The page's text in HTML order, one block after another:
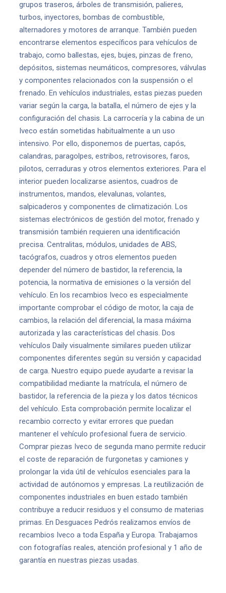
grupos traseros, árboles de transmisión, palieres,
turbos, inyectores, bombas de combustible,
alternadores y motores de arranque. También pueden
encontrarse elementos específicos para vehículos de
trabajo, como ballestas, ejes, bujes, pinzas de freno,
depósitos, sistemas neumáticos, compresores, válvulas
y componentes relacionados con la suspensión o el
frenado. En vehículos industriales, estas piezas pueden
variar según la carga, la batalla, el número de ejes y la
configuración del chasis. La carrocería y la cabina de un
Iveco están sometidas habitualmente a un uso
intensivo. Por ello, disponemos de puertas, capós,
calandras, paragolpes, estribos, retrovisores, faros,
pilotos, cerraduras y otros elementos exteriores. Para el
interior pueden localizarse asientos, cuadros de
instrumentos, mandos, elevalunas, volantes,
salpicaderos y componentes de climatización. Los
sistemas electrónicos de gestión del motor, frenado y
transmisión también requieren una identificación
precisa. Centralitas, módulos, unidades de ABS,
tacógrafos, cuadros y otros elementos pueden
depender del número de bastidor, la referencia, la
potencia, la normativa de emisiones o la versión del
vehículo. En los recambios Iveco es especialmente
importante comprobar el código de motor, la caja de
cambios, la relación del diferencial, la masa máxima
autorizada y las características del chasis. Dos
vehículos Daily visualmente similares pueden utilizar
componentes diferentes según su versión y capacidad
de carga. Nuestro equipo puede ayudarte a revisar la
compatibilidad mediante la matrícula, el número de
bastidor, la referencia de la pieza y los datos técnicos
del vehículo. Esta comprobación permite localizar el
recambio correcto y evitar errores que puedan
mantener el vehículo profesional fuera de servicio.
Comprar piezas Iveco de segunda mano permite reducir
el coste de reparación de furgonetas y camiones y
prolongar la vida útil de vehículos esenciales para la
actividad de autónomos y empresas. La reutilización de
componentes industriales en buen estado también
contribuye a reducir residuos y el consumo de materias
primas. En Desguaces Pedrós realizamos envíos de
recambios Iveco a toda España y Europa. Trabajamos
con fotografías reales, atención profesional y 1 año de
garantía en nuestras piezas usadas.